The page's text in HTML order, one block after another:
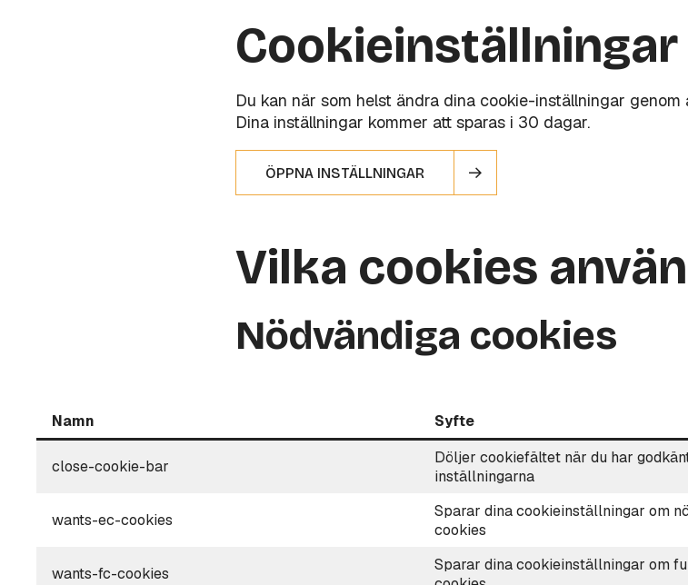
Cookieinställningar
Du kan när som helst ändra dina cookie-inställningar genom
Dina inställningar kommer att sparas i 30 dagar.
ÖPPNA INSTÄLLNINGAR
Vilka cookies
Nödvändiga cookies
Namn Syfte
close-cookie-bar
Döljer cookiefältet när du har
inställningarna
wants-ec-cookies
Sparar dina cookieinställningar om
cookies
wants-fc-cookies
Sparar dina cookieinställningar om